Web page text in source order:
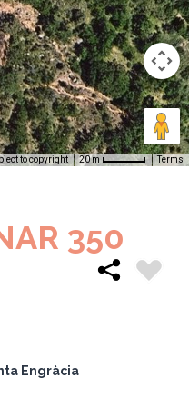
to copyright 20 m Terms
350
Engràcia